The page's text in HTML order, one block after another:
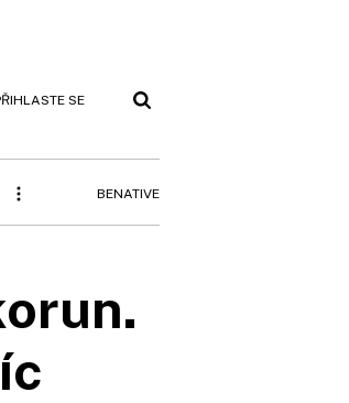
SE
BENATIVE